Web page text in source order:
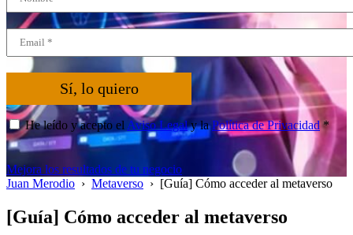
Sí, lo quiero
He leído y acepto el Aviso Legaly laPolítica de Privacidad*
Mejora los resultados de tu negocio
Juan Merodio › Metaverso › [Guía] Cómo acceder al metaverso
[Guía] Cómo acceder al metaverso